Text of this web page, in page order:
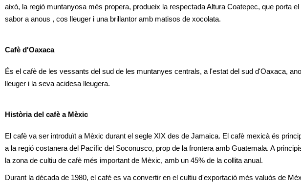
això, la regió muntanyosa més propera, produeix la respectada Altura Coatepec, que porta
sabor a anous , cos lleuger i una brillantor amb matisos de xocolata.
Cafè d'Oaxaca
És el cafè de les vessants del sud de les muntanyes centrals, a l'estat del sud d'Oaxaca,
lleuger i la seva acidesa lleugera.
Història del cafè a Mèxic
El cafè va ser introduït a Mèxic durant el segle XIX des de Jamaica. El cafè mexicà és
a la regió costanera del Pacífic del Soconusco, prop de la frontera amb Guatemala. A
la zona de cultiu de cafè més important de Mèxic, amb un 45% de la collita anual.
Durant la dècada de 1980, el cafè es va convertir en el cultiu d'exportació més valuós de